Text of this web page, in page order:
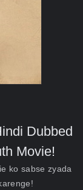
Dubbed
Movie!
ko sabse zyada